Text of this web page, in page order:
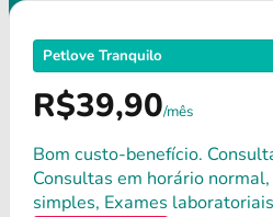
Petlove Tranquilo
R$39,90/mês
Bom custo-benefício.
Consultas em horário
simples, Exames